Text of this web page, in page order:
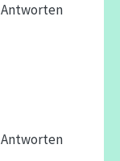
Antworten
Antworten